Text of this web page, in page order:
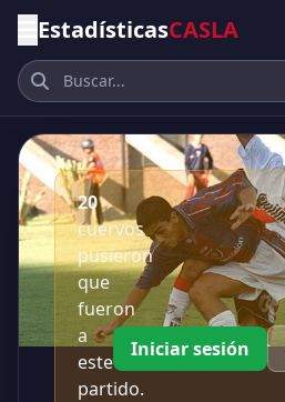
EstadísticasCASLA
20
cuervos
pusieron
que
fueron
a
este
partido.
Iniciar sesión